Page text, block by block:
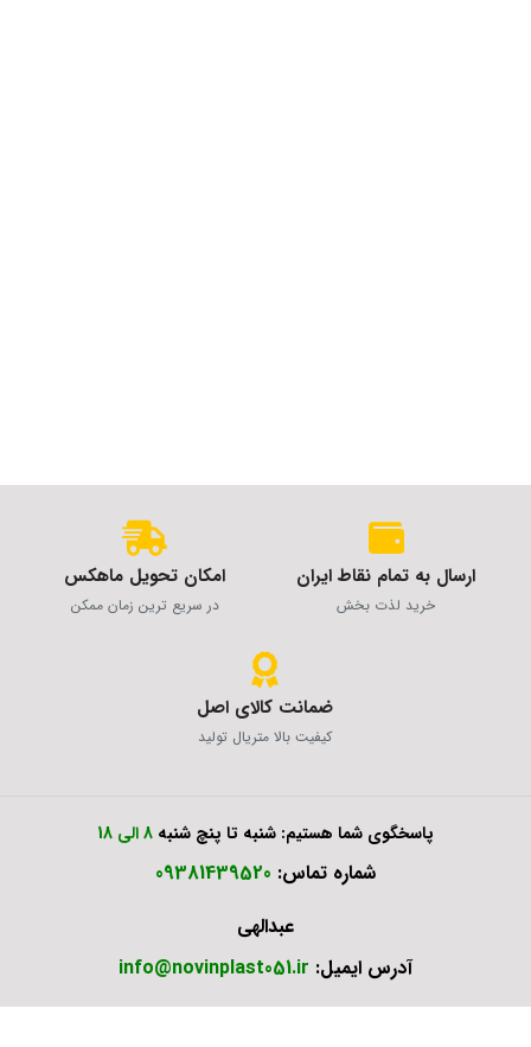
ارسال به تمام نقاط ایران
خرید لذت بخش
امکان تحویل ماهکس
در سریع ترین زمان ممکن
ضمانت کالای اصل
کیفیت بالا متریال تولید
پاسخگوی شما هستیم: شنبه تا پنچ شنبه 8 الی 18
شماره تماس: 09381439520
عبدالهی
آدرس ایمیل: info@novinplast051.ir